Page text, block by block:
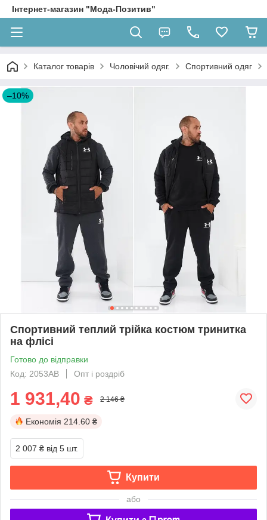
Інтернет-магазин "Мода-Позитив"
Каталог товарів Чоловічий одяг. Спортивний одяг
–10%
Спортивний теплий трійка костюм тринитка
на флісі
Готово до відправки
Код: 2053АВ
Опт і роздріб
1 931,40 ₴ 2 146 ₴
Економія 214.60 ₴
2 007 ₴ від 5 шт.
Купити
або